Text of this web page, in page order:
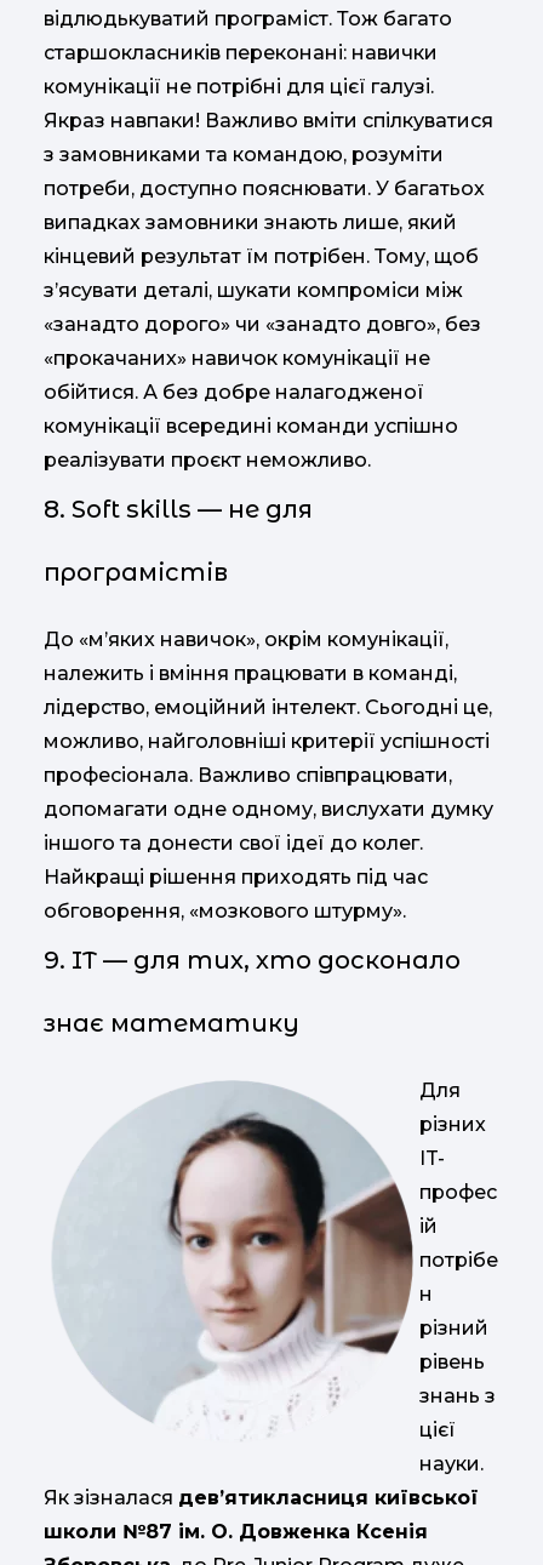
відлюдькуватий програміст. Тож багато
старшокласників переконані: навички
комунікації не потрібні для цієї галузі.
Якраз навпаки! Важливо вміти спілкуватися
з замовниками та командою, розуміти
потреби, доступно пояснювати. У багатьох
випадках замовники знають лише, який
кінцевий результат їм потрібен. Тому, щоб
з’ясувати деталі, шукати компроміси між
«занадто дорого» чи «занадто довго», без
«прокачаних» навичок комунікації не
обійтися. А без добре налагодженої
комунікації всередині команди успішно
реалізувати проєкт неможливо.
8. Soft skills — не для
програмістів
До «м’яких навичок», окрім комунікації,
належить і вміння працювати в команді,
лідерство, емоційний інтелект. Сьогодні це,
можливо, найголовніші критерії успішності
професіонала. Важливо співпрацювати,
допомагати одне одному, вислухати думку
іншого та донести свої ідеї до колег.
Найкращі рішення приходять під час
обговорення, «мозкового штурму».
9. IT — для тих, хто досконало
знає математику
Для
різних
IT-
профес
ій
потрібе
н
різний
рівень
знань з
цієї
науки.
Як зізналася дев’ятикласниця київської
школи №87 ім. О. Довженка Ксенія